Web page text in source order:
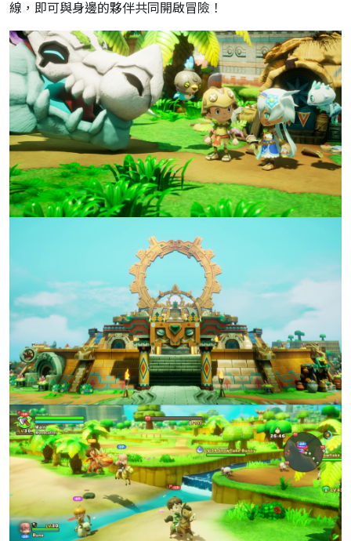
線，即可與身邊的夥伴共同開啟冒險！